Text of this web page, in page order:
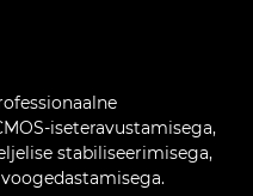
iseteravustamisega,
stabiliseerimisega,